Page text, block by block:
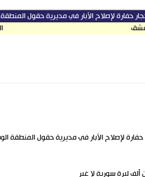
حفارة لإصلاح الآبار في مديرية حقول
حفارة لإصلاح الآبار في مديرية حقول المنطقة